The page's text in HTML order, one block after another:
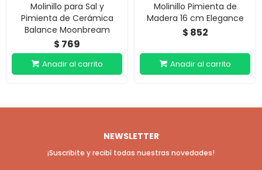
Molinillo para Sal y
Pimienta de Cerámica
Balance Moonbream
$ 769
Molinillo Pimienta de
Madera 16 cm Elegance
$ 852
NEWSLETTER
¡Suscribite y recibí todas nuestras novedades!